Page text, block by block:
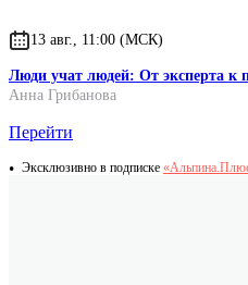
13 авг., 11:00 (МСК)
Люди учат людей: От эксперта к
Анна Грибанова
Перейти
Эксклюзивно в подписке